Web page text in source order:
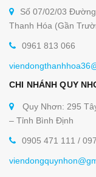
Số 07/02/03
Thanh Hóa (Gần
0961 813 066
CHI NHÁNH QUY
Quy Nhơn: 295
– Tỉnh Bình Định
0905 471 111 /